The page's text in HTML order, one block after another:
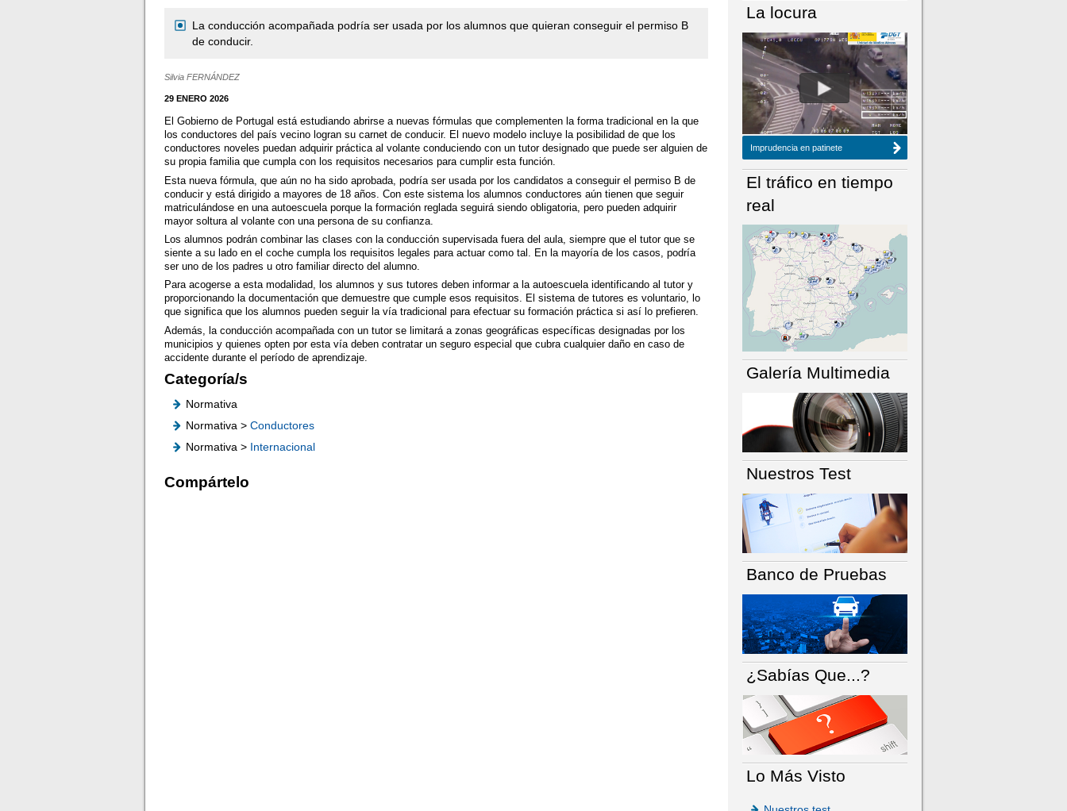
La conducción acompañada podría ser usada por los alumnos que quieran conseguir el permiso B
de conducir.
Silvia FERNÁNDEZ
29 ENERO 2026
El Gobierno de Portugal está estudiando abrirse a nuevas fórmulas que complementen la forma tradicional en la que
los conductores del país vecino logran su carnet de conducir. El nuevo modelo incluye la posibilidad de que los
conductores noveles puedan adquirir práctica al volante conduciendo con un tutor designado que puede ser alguien de
su propia familia que cumpla con los requisitos necesarios para cumplir esta función.
Esta nueva fórmula, que aún no ha sido aprobada, podría ser usada por los candidatos a conseguir el permiso B de
conducir y está dirigido a mayores de 18 años. Con este sistema los alumnos conductores aún tienen que seguir
matriculándose en una autoescuela porque la formación reglada seguirá siendo obligatoria, pero pueden adquirir
mayor soltura al volante con una persona de su confianza.
Los alumnos podrán combinar las clases con la conducción supervisada fuera del aula, siempre que el tutor que se
siente a su lado en el coche cumpla los requisitos legales para actuar como tal. En la mayoría de los casos, podría
ser uno de los padres u otro familiar directo del alumno.
Para acogerse a esta modalidad, los alumnos y sus tutores deben informar a la autoescuela identificando al tutor y
proporcionando la documentación que demuestre que cumple esos requisitos. El sistema de tutores es voluntario, lo
que significa que los alumnos pueden seguir la vía tradicional para efectuar su formación práctica si así lo prefieren.
Además, la conducción acompañada con un tutor se limitará a zonas geográficas específicas designadas por los
municipios y quienes opten por esta vía deben contratar un seguro especial que cubra cualquier daño en caso de
accidente durante el período de aprendizaje.
Categoría/s
Normativa
Normativa >Conductores
Normativa > Internacional
Compártelo
NÚMERO ACTUAL HEMEROTECA
La locura
Imprudencia en patinete
El tráfico en tiempo
real
Galería Multimedia
Nuestros Test
Banco de Pruebas
¿Sabías Que...?
Lo Más Visto